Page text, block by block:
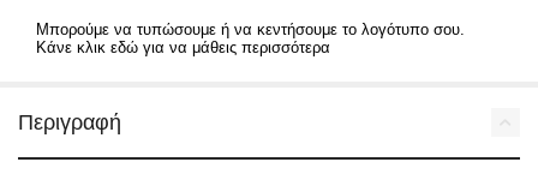
Μπορούμε να τυπώσουμε ή να κεντήσουμε το λογότυπο σου.
Κάνε κλικ εδώ για να μάθεις περισσότερα
Περιγραφή